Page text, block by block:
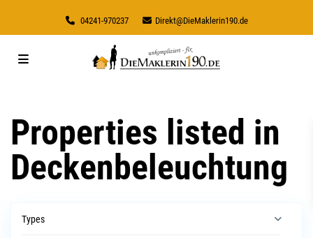
04241-970237 Direkt@DieMaklerin190.de
Properties listed in
Deckenbeleuchtung
Types